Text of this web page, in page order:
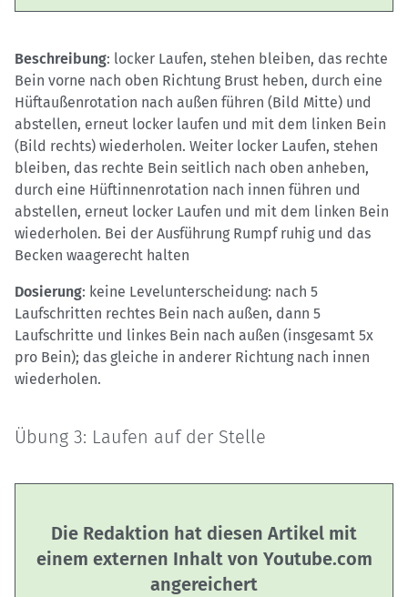
Beschreibung: locker Laufen, stehen bleiben, das rechte
Bein vorne nach oben Richtung Brust heben, durch eine
Hüftaußenrotation nach außen führen (Bild Mitte) und
abstellen, erneut locker laufen und mit dem linken Bein
(Bild rechts) wiederholen. Weiter locker Laufen, stehen
bleiben, das rechte Bein seitlich nach oben anheben,
durch eine Hüftinnenrotation nach innen führen und
abstellen, erneut locker Laufen und mit dem linken Bein
wiederholen. Bei der Ausführung Rumpf ruhig und das
Becken waagerecht halten
Dosierung: keine Levelunterscheidung: nach 5
Laufschritten rechtes Bein nach außen, dann 5
Laufschritte und linkes Bein nach außen (insgesamt 5x
pro Bein); das gleiche in anderer Richtung nach innen
wiederholen.
Übung 3: Laufen auf der Stelle
Die Redaktion hat diesen Artikel mit
einem externen Inhalt von Youtube.com
angereichert